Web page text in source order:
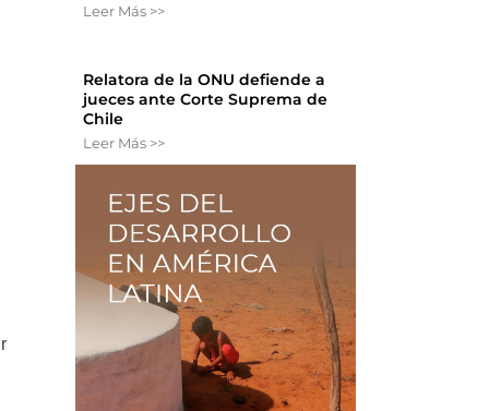
Leer Más >>
Relatora de la ONU defiende a
jueces ante Corte Suprema de
Chile
Leer Más >>